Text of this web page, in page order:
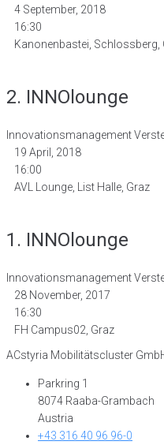
4 September, 2018
16:30
Kanonenbastei, Schlossberg,
2. INNOlounge
Innovationsmanagement
19 April, 2018
16:00
AVL Lounge, List Halle, Graz
1. INNOlounge
Innovationsmanagement
28 November, 2017
16:30
FH Campus02, Graz
ACstyria Mobilitätscluster
Parkring 1
8074 Raaba-Grambach
Austria
+43 316 40 96 96-0